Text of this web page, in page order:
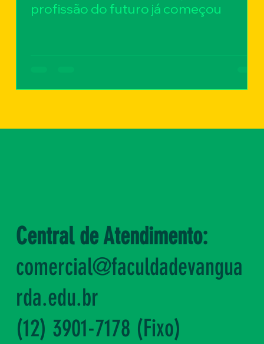
profissão do futuro já começou
Central de Atendimento:
comercial@faculdadevangua
rda.edu.br
(12) 3901-7178 (Fixo)